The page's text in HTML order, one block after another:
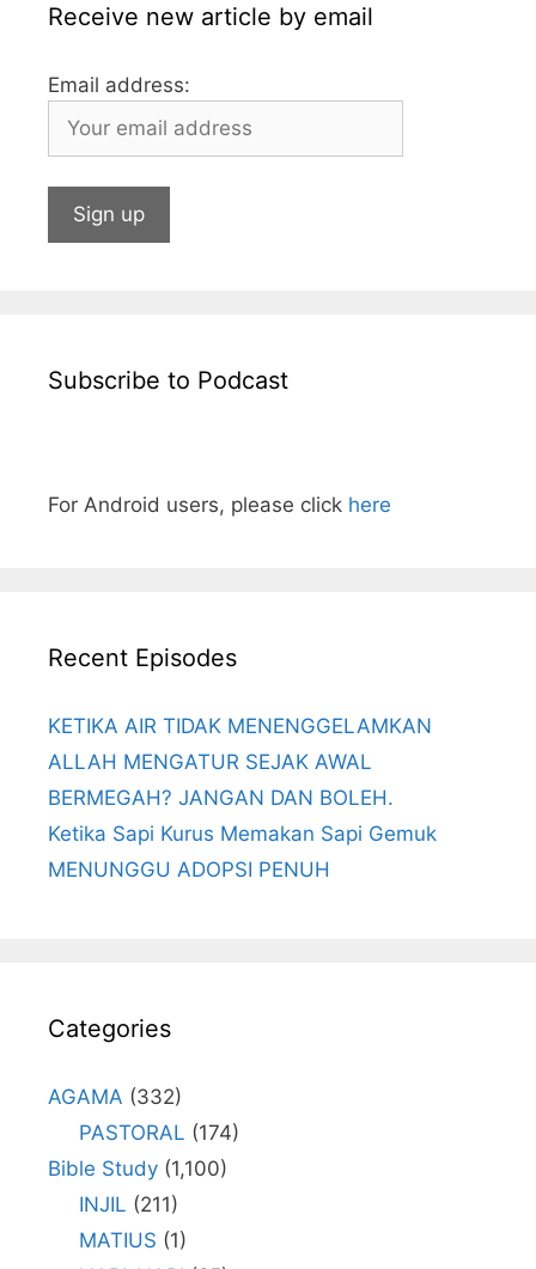
Receive new article by email
Email address:
Subscribe to Podcast
For Android users, please click here
Recent Episodes
KETIKA AIR TIDAK MENENGGELAMKAN
ALLAH MENGATUR SEJAK AWAL
BERMEGAH? JANGAN DAN BOLEH.
Ketika Sapi Kurus Memakan Sapi Gemuk
MENUNGGU ADOPSI PENUH
Categories
AGAMA (332)
PASTORAL (174)
Bible Study (1,100)
INJIL (211)
MATIUS (1)